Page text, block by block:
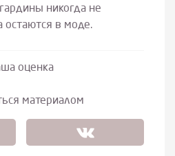
никогда не
остаются в моде.
оценка
материалом